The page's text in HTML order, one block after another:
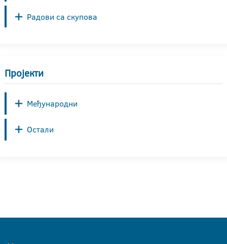
Радови са скупова
Пројекти
Међународни
Остали